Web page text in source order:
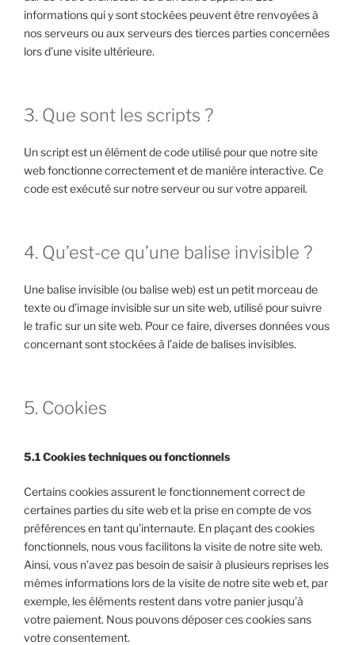
informations qui y sont stockées peuvent être renvoyées à
nos serveurs ou aux serveurs des tierces parties concernées
lors d’une visite ultérieure.
3. Que sont les scripts ?
Un script est un élément de code utilisé pour que notre site
web fonctionne correctement et de manière interactive. Ce
code est exécuté sur notre serveur ou sur votre appareil.
4. Qu’est-ce qu’une balise invisible ?
Une balise invisible (ou balise web) est un petit morceau de
texte ou d’image invisible sur un site web, utilisé pour suivre
le trafic sur un site web. Pour ce faire, diverses données vous
concernant sont stockées à l’aide de balises invisibles.
5. Cookies
5.1 Cookies techniques ou fonctionnels
Certains cookies assurent le fonctionnement correct de
certaines parties du site web et la prise en compte de vos
préférences en tant qu’internaute. En plaçant des cookies
fonctionnels, nous vous facilitons la visite de notre site web.
Ainsi, vous n’avez pas besoin de saisir à plusieurs reprises les
mêmes informations lors de la visite de notre site web et, par
exemple, les éléments restent dans votre panier jusqu’à
votre paiement. Nous pouvons déposer ces cookies sans
votre consentement.